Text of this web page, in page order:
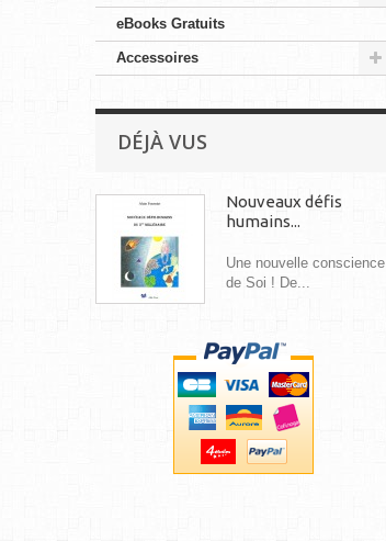
eBooks Gratuits
Accessoires
DÉJÀ VUS
Nouveaux défis
humains...
Une nouvelle conscience
de Soi ! De...